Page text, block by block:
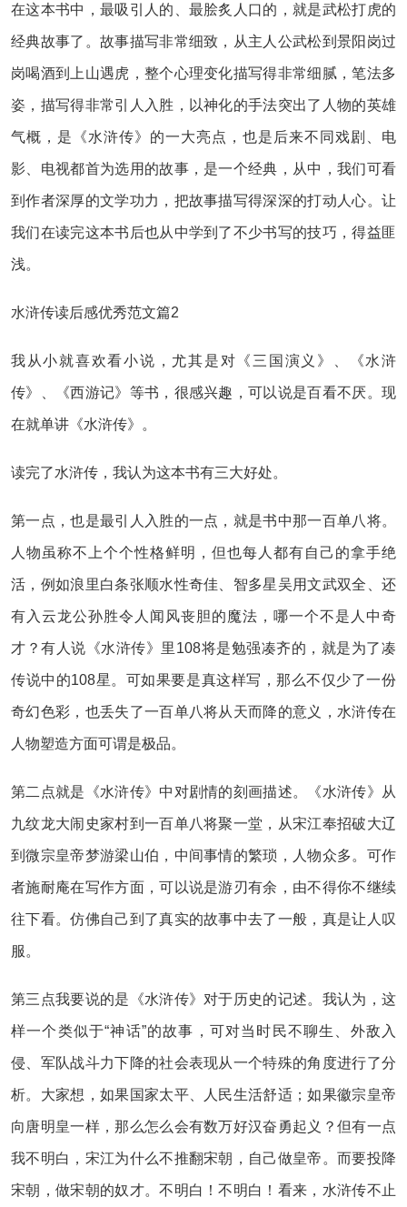
在这本书中，最吸引人的、最脍炙人口的，就是武松打虎的
经典故事了。故事描写非常细致，从主人公武松到景阳岗过
岗喝酒到上山遇虎，整个心理变化描写得非常细腻，笔法多
姿，描写得非常引人入胜，以神化的手法突出了人物的英雄
气概，是《水浒传》的一大亮点，也是后来不同戏剧、电
影、电视都首为选用的故事，是一个经典，从中，我们可看
到作者深厚的文学功力，把故事描写得深深的打动人心。让
我们在读完这本书后也从中学到了不少书写的技巧，得益匪
浅。
水浒传读后感优秀范文篇2
我从小就喜欢看小说，尤其是对《三国演义》、《水浒
传》、《西游记》等书，很感兴趣，可以说是百看不厌。现
在就单讲《水浒传》。
读完了水浒传，我认为这本书有三大好处。
第一点，也是最引人入胜的一点，就是书中那一百单八将。
人物虽称不上个个性格鲜明，但也每人都有自己的拿手绝
活，例如浪里白条张顺水性奇佳、智多星吴用文武双全、还
有入云龙公孙胜令人闻风丧胆的魔法，哪一个不是人中奇
才？有人说《水浒传》里108将是勉强凑齐的，就是为了凑
传说中的108星。可如果要是真这样写，那么不仅少了一份
奇幻色彩，也丢失了一百单八将从天而降的意义，水浒传在
人物塑造方面可谓是极品。
第二点就是《水浒传》中对剧情的刻画描述。《水浒传》从
九纹龙大闹史家村到一百单八将聚一堂，从宋江奉招破大辽
到微宗皇帝梦游梁山伯，中间事情的繁琐，人物众多。可作
者施耐庵在写作方面，可以说是游刃有余，由不得你不继续
往下看。仿佛自己到了真实的故事中去了一般，真是让人叹
服。
第三点我要说的是《水浒传》对于历史的记述。我认为，这
样一个类似于“神话”的故事，可对当时民不聊生、外敌入
侵、军队战斗力下降的社会表现从一个特殊的角度进行了分
析。大家想，如果国家太平、人民生活舒适；如果徽宗皇帝
向唐明皇一样，那么怎么会有数万好汉奋勇起义？但有一点
我不明白，宋江为什么不推翻宋朝，自己做皇帝。而要投降
宋朝，做宋朝的奴才。不明白！不明白！看来，水浒传不止